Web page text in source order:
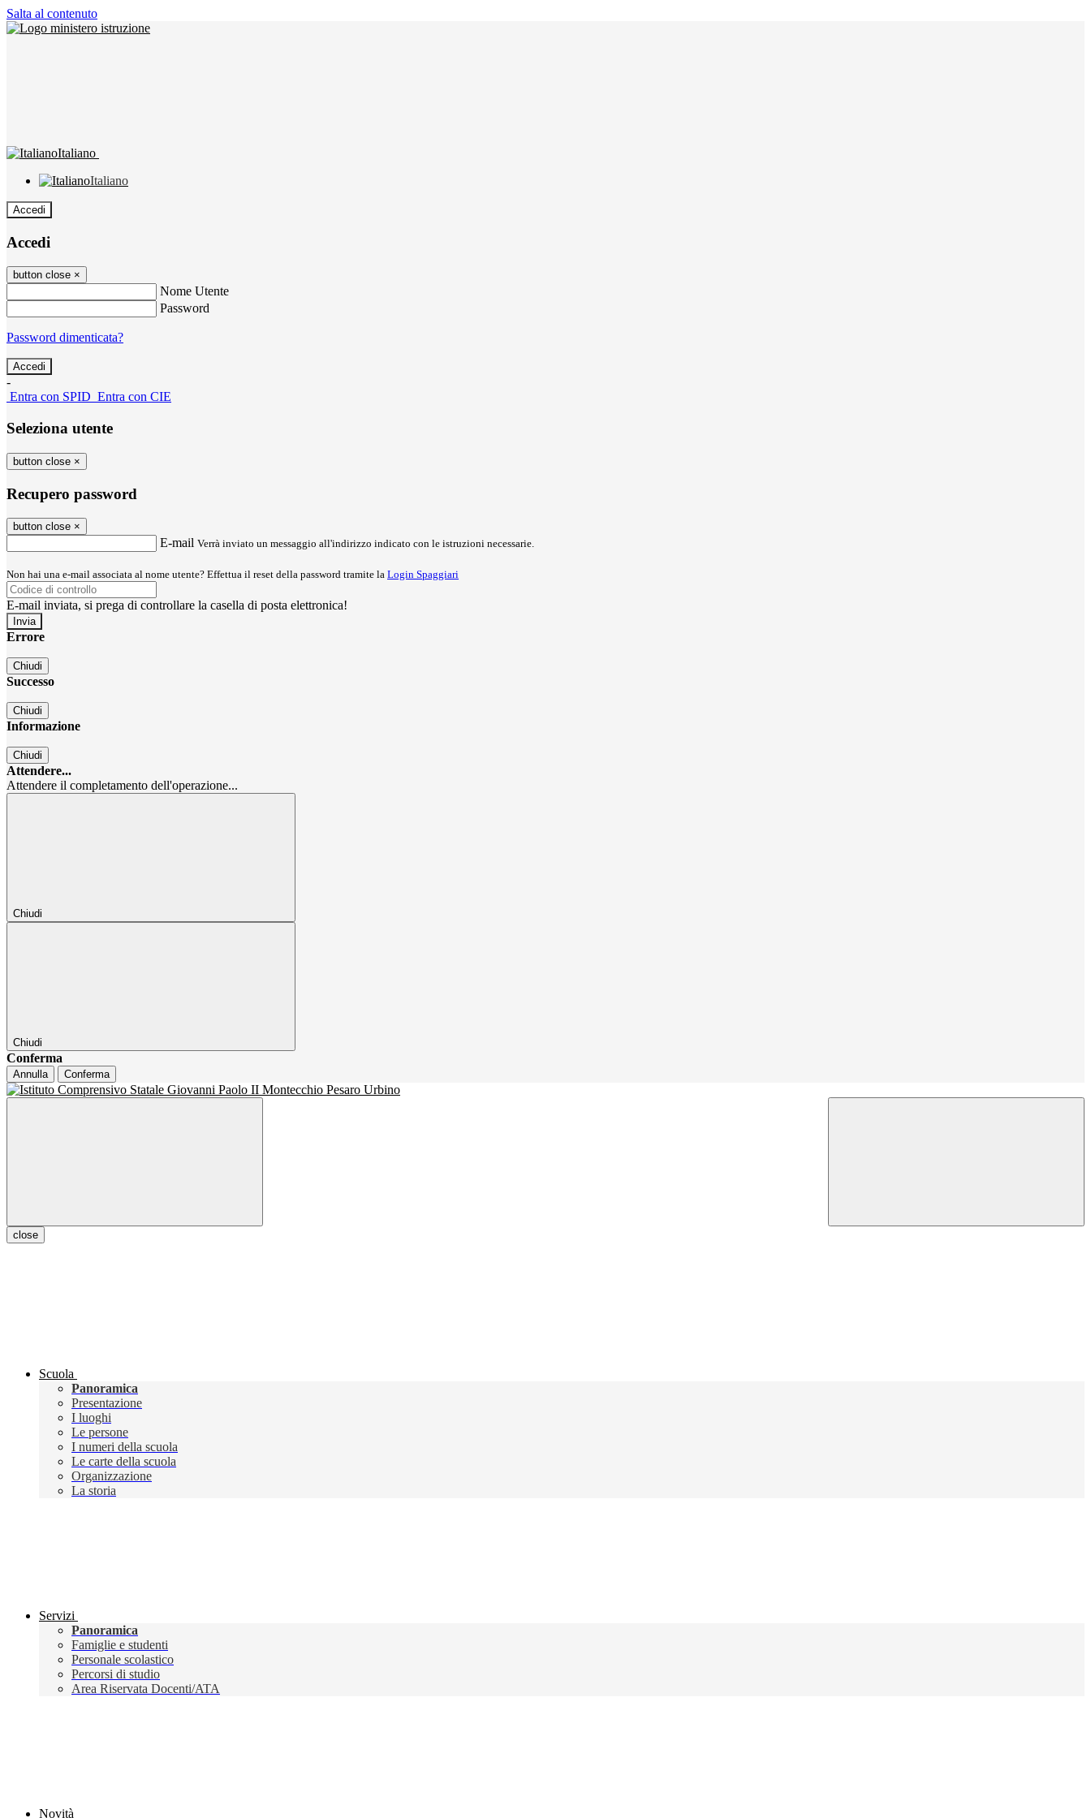
Salta al contenuto
Italiano
Italiano
Accedi
Accedi
button close ×
Nome Utente
Password
Password dimenticata?
-
Entra con SPID Entra con CIE
Seleziona utente
button close ×
Recupero password
button close ×
E-mail Verrà inviato un messaggio all'indirizzo indicato con le istruzioni necessarie.
Non hai una e-mail associata al nome utente? Effettua il reset della password tramite la Login Spaggiari
E-mail inviata, si prega di controllare la casella di posta elettronica!
Errore
Chiudi
Successo
Chiudi
Informazione
Chiudi
Attendere...
Attendere il completamento dell'operazione...
Chiudi
Chiudi
Conferma
Annulla Conferma
close
Scuola
Panoramica
Presentazione
I luoghi
Le persone
I numeri della scuola
Le carte della scuola
Organizzazione
La storia
Servizi
Panoramica
Famiglie e studenti
Personale scolastico
Percorsi di studio
Area Riservata Docenti/ATA
Novità